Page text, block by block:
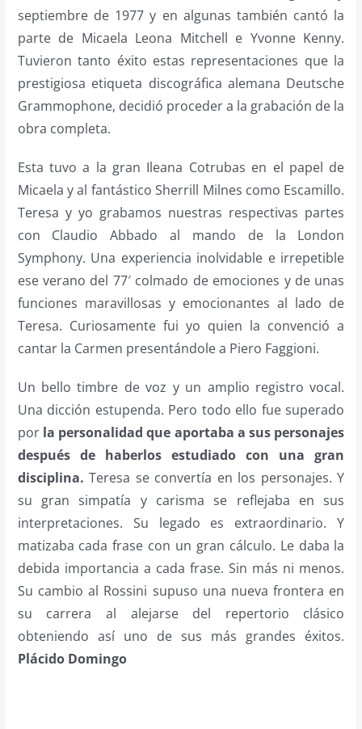
septiembre de 1977 y en algunas también cantó la
parte de Micaela Leona Mitchell e Yvonne Kenny.
Tuvieron tanto éxito estas representaciones que la
prestigiosa etiqueta discográfica alemana Deutsche
Grammophone, decidió proceder a la grabación de la
obra completa.
Esta tuvo a la gran Ileana Cotrubas en el papel de
Micaela y al fantástico Sherrill Milnes como Escamillo.
Teresa y yo grabamos nuestras respectivas partes
con Claudio Abbado al mando de la London
Symphony. Una experiencia inolvidable e irrepetible
ese verano del 77′ colmado de emociones y de unas
funciones maravillosas y emocionantes al lado de
Teresa. Curiosamente fui yo quien la convenció a
cantar la Carmen presentándole a Piero Faggioni.
Un bello timbre de voz y un amplio registro vocal.
Una dicción estupenda. Pero todo ello fue superado
por la personalidad que aportaba a sus personajes
después de haberlos estudiado con una gran
disciplina. Teresa se convertía en los personajes. Y
su gran simpatía y carisma se reflejaba en sus
interpretaciones. Su legado es extraordinario. Y
matizaba cada frase con un gran cálculo. Le daba la
debida importancia a cada frase. Sin más ni menos.
Su cambio al Rossini supuso una nueva frontera en
su carrera al alejarse del repertorio clásico
obteniendo así uno de sus más grandes éxitos.
Plácido Domingo